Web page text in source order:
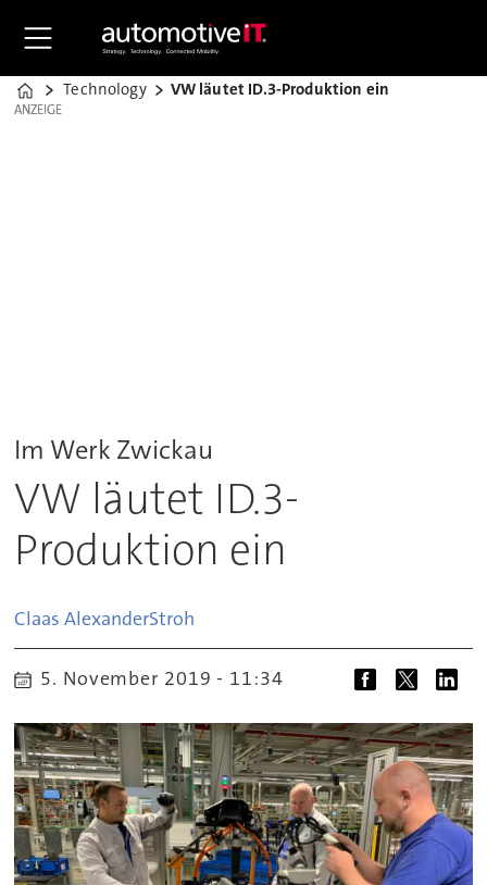
Home
Technology VW läutet ID.3-Produktion ein
ANZEIGE
ANZEIGE
Im Werk Zwickau
VW läutet ID.3-
Produktion ein
Claas AlexanderStroh
5. November 2019 - 11:34